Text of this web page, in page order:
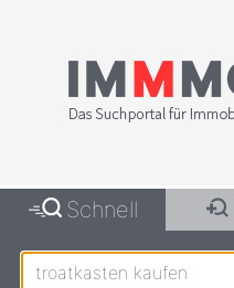
Schnell